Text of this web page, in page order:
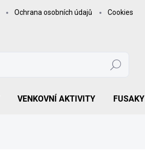
Ochrana osobních údajů Cookies
Hledat
VENKOVNÍ AKTIVITY FUSAKY